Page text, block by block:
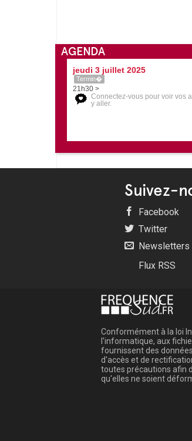
AGENDA
jeudi 3 juillet 2025
Termin�
21h30 >
Connectez-vous pour voir vos
y aller.
Suivez-
Facebook
Twitter
Newsletters
Flux RSS
Conformément à la loi
l'informatique, aux
fournissent des
d'accès et de
toutes précautions afin
qu'elles ne soient